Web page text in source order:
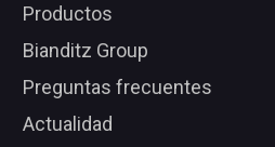
Productos
Bianditz Group
Preguntas frecuentes
Actualidad